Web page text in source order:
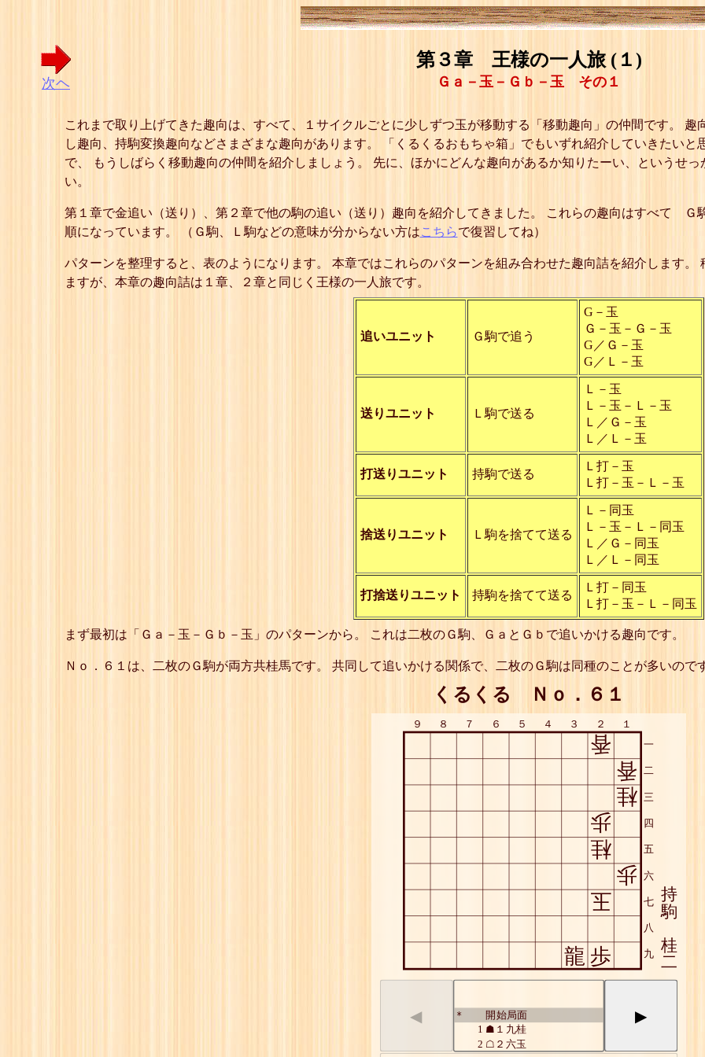
次ヘ
第３章 王様の一人旅 (１)
Ｇａ－玉－Ｇｂ－玉 その１
これまで取り上げてきた趣向は、すべて、１サイクルごとに少しずつ玉が移動する「移動趣向」の仲間です。
し趣向、持駒変換趣向などさまざまな趣向があります。 「くるくるおもちゃ箱」でもいずれ紹介していきたい
で、 もうしばらく移動趣向の仲間を紹介しましょう。 先に、ほかにどんな趣向があるか知りたーい、というせっ
い。
第１章で金追い（送り）、第２章で他の駒の追い（送り）趣向を紹介してきました。 これらの趣向はすべて
順になっています。 （Ｇ駒、Ｌ駒などの意味が分からない方はこちらで復習してね）
パターンを整理すると、表のようになります。 本章ではこれらのパターンを組み合わせた趣向詰を紹介します
ますが、本章の趣向詰は１章、２章と同じく王様の一人旅です。
追いユニット Ｇ駒で追う
G－玉
Ｇ－玉－Ｇ－玉
G／Ｇ－玉
G／Ｌ－玉
送りユニット Ｌ駒で送る
Ｌ－玉
Ｌ－玉－Ｌ－玉
Ｌ／Ｇ－玉
Ｌ／Ｌ－玉
打送りユニット 持駒で送る
Ｌ打－玉
Ｌ打－玉－Ｌ－玉
捨送りユニット Ｌ駒を捨てて送る
Ｌ－同玉
Ｌ－玉－Ｌ－同玉
Ｌ／Ｇ－同玉
Ｌ／Ｌ－同玉
打捨送りユニット 持駒を捨てて送る
Ｌ打－同玉
Ｌ打－玉－Ｌ－同玉
まず最初は「Ｇａ－玉－Ｇｂ－玉」のパターンから。 これは二枚のＧ駒、ＧａとＧｂで追いかける趣向です。
Ｎｏ．６１は、二枚のＧ駒が両方共桂馬です。 共同して追いかける関係で、二枚のＧ駒は同種のことが多いので
くるくる Ｎｏ．６１
９
一
８
二
７
三
６
四
５
五
４
六
３
七
２
八
１
九
香
香
桂
歩
桂
歩
玉
龍 歩 二
桂
駒
持
◀ * 開始局面
1 ☗１九桂
2 ☖２六玉
▶